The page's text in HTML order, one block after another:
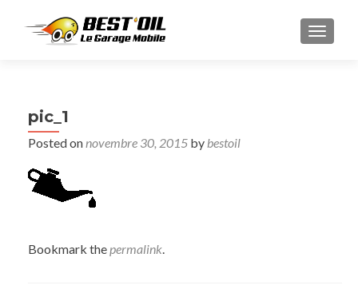
pic_1
Posted onnovembre 30, 2015 by bestoil
Bookmark thepermalink.